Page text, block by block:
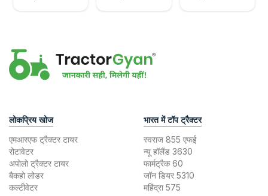
लोकप्रिय खोज
एमआरएफ ट्रैक्टर टायर
रोटावेटर
अपोलो ट्रैक्टर टायर
बैकहो लोडर
कल्टीवेटर
भारत में टॉप ट्रैक्टर
स्वराज 855 एफई
न्यू हॉलैंड 3630
फार्मट्रैक 60
जॉन डियर 5310
महिंद्रा 575